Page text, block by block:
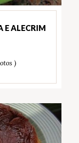
E ALECRIM
)